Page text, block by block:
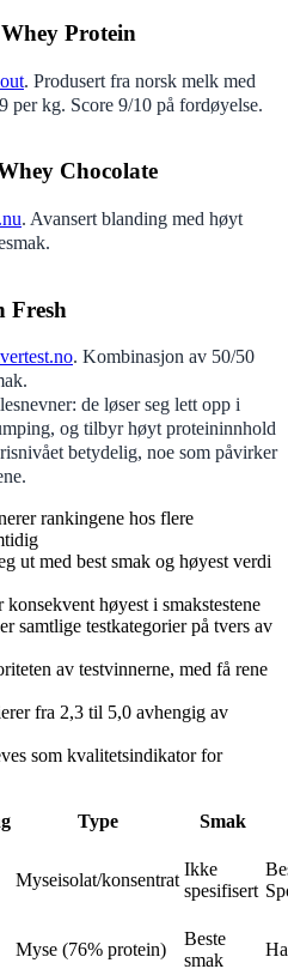
Protein
. Produsert fra norsk melk med
per kg. Score 9/10 på fordøyelse.
Chocolate
. Avansert blanding med høyt
Fresh
. Kombinasjon av 50/50
de løser seg lett opp i
og tilbyr høyt proteininnhold
betydelig, noe som påvirker
rankingene hos flere
ut med best smak og høyest verdi
høyest i smakstestene
samtlige testkategorier på tvers av
av testvinnerne, med få rene
fra 2,3 til 5,0 avhengig av
som kvalitetsindikator for
Type
Smak
Myseisolat/konsentrat
Ikke
spesifisert
Myse (76% protein)
Beste
smak